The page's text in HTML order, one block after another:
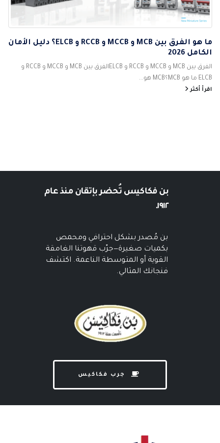
ما هو الفرق بين MCB و MCCB و RCCB و ELCB؟ دليل الأمان
الكامل 2026
الفرق بين MCB و MCCB و RCCB و ELCBالفرق بين MCB و MCCB و RCCB و
ELCB ما هو MCB؟MCB هو...
اقرأ أكثر
بن فكاكيستُحضر بإتقان منذ عام
١٩١٢.
بن مُصدر بشكل احترافي ومحمص
بكميات صغيرة—جرّب قهوتنا الغامقة
القوية أو المتوسطة الناعمة. اكتشف
فنجانك المثالي.
جرب فكاكيس